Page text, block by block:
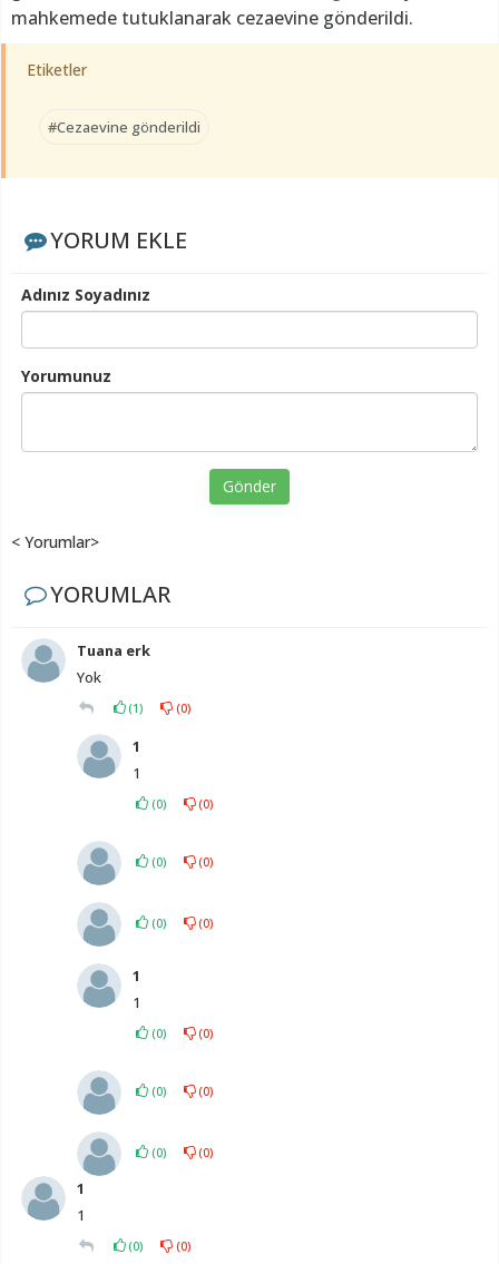
mahkemede tutuklanarak cezaevine gönderildi.
Etiketler
#Cezaevine gönderildi
YORUM EKLE
Adınız Soyadınız
Yorumunuz
Gönder
< Yorumlar>
YORUMLAR
Tuana erk
Yok
(1) (0)
1
1
(0) (0)
(0) (0)
(0) (0)
1
1
(0) (0)
(0) (0)
(0) (0)
1
1
(0) (0)